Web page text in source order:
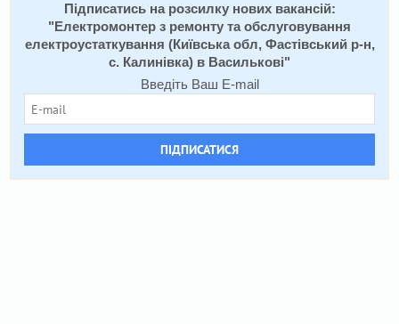
Підписатись на розсилку нових вакансій:
" Електромонтер з ремонту та обслуговування
електроустаткування (Київська обл, Фастівський р-н,
с. Калинівка) в Василькові"
Введіть Ваш E-mail
ПІДПИСАТИСЯ